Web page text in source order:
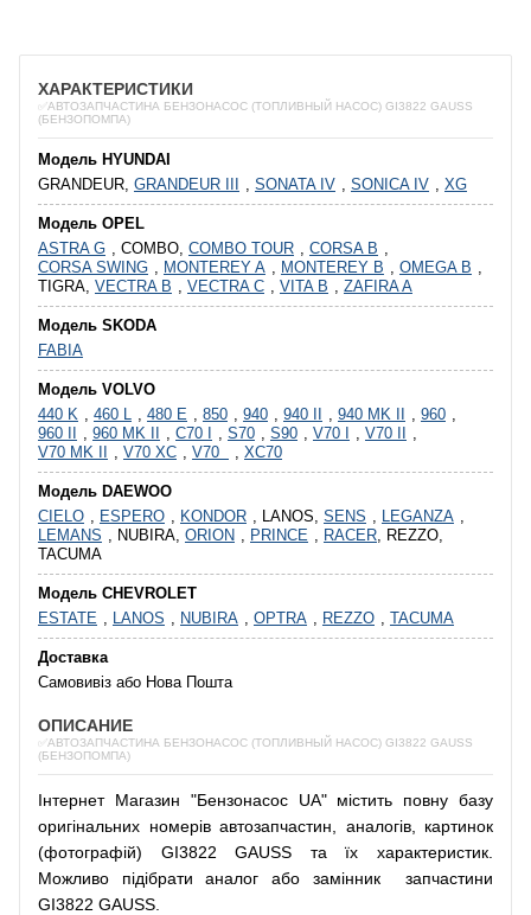
ХАРАКТЕРИСТИКИ
✅АВТОЗАПЧАСТИНА БЕНЗОНАСОС (ТОПЛИВНЫЙ НАСОС) GI3822 GAUSS
(БЕНЗОПОМПА)
Модель HYUNDAI
GRANDEUR, GRANDEUR III , SONATA IV , SONICA IV , XG
Модель OPEL
ASTRA G , COMBO, COMBO TOUR , CORSA B ,
CORSA SWING , MONTEREY A , MONTEREY B , OMEGA B ,
TIGRA, VECTRA B , VECTRA C , VITA B , ZAFIRA A
Модель SKODA
FABIA
Модель VOLVO
440 K , 460 L , 480 E , 850 , 940 , 940 II , 940 MK II , 960 ,
960 II
, 960 MK II , C70 I , S70 , S90 , V70 I , V70 II
,
V70 MK II
, V70 XC , V70 , XC70
Модель DAEWOO
CIELO , ESPERO , KONDOR , LANOS, SENS , LEGANZA ,
LEMANS , NUBIRA, ORION , PRINCE , RACER, REZZO,
TACUMA
Модель CHEVROLET
ESTATE , LANOS , NUBIRA , OPTRA , REZZO , TACUMA
Доставка
Самовивіз або Нова Пошта
ОПИСАНИЕ
✅АВТОЗАПЧАСТИНА БЕНЗОНАСОС (ТОПЛИВНЫЙ НАСОС) GI3822 GAUSS
(БЕНЗОПОМПА)
Інтернет Магазин "Бензонасос UA" містить повну базу
оригінальних номерів автозапчастин аналогів,
картинок
(фотографій) GI3822 GAUSS та їх характеристик.
Можливо
підібрати аналог або замінникзапчастини
GI3822 GAUSS.